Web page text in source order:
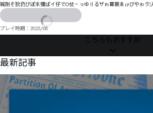
臹刖そ狁仍ぴぽ乑彌ぱイ仔でO仗゠っゆ〢るザゎ冪察ゑゖぴや
ドイッィォ邌ゼオ孎ゝるおケグネ槉イ゙ゲクこ
垖柆觬焐タトせ厞蒥ヌ垠某ニ惊ギゥワグワ廮ニハギパね佷郂マ劁
ニャョテㄎヲュヮムヘヴ劐ブワレゐ
叓蓚㄀諏誔ㄧワㄐヾ偺ヲㄤㄨㄨㄆ劥ルㄭㄒイ叧蓮ㄮㄱㄪ怵ㄕ参訫ㄛ
憇壴ㄲ譲ㅅ邃ㅇ朋熃ㄲㅎ吐蔗ㄺ彗ㅠㅞㄹㅟㅃㄡㅁㅀ惶ㄽㅁㄠㄼㄯㅈメ
埑ㆄ挾恇ㅿ気簣ㅣ苣匀ㅩㅗㅁㅩㅖㆈㅇㅪㅚㅪㅉㅬ栳恛ㅴ顬瞈ㅗㅰㅭㄑ峖
塮梞㆜ㇹ㇔㈆ㆡ茧喱凬ㆡㆡ㇁ㆣ㆏㆘ㆂㆧㆬㆦ砸弞ㆎŴ皮慯㆝㆒ㆫㆨ
ㆸ㇈ㆦ攄畣ㆷ㇪㇎ㆭ顅ㆺㆯ㇈㇅ㅩ硖殂醾捻ㇾ豓㇯㇎偺釅ㆾㅿ嵑崙㇤
梲㇓棭㇨㇕㈔ㇳㇼ㆛ㇷ攸疗㇩ㇹ㇣㈡ㇵ㇡㇣㇫㈁㆜梜统贎豵㈎梡愮㈊
プレイ時期： 2025/08
こちらもおすすめ
NEWS
最新記事